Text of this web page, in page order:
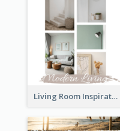
Living Room Inspiration Mood Board